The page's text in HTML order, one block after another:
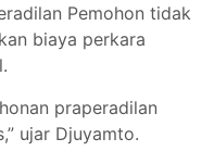
Pemohon tidak
biaya perkara
praperadilan
ujar Djuyamto.